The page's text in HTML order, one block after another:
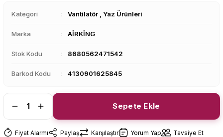
Kategori Vantilatör Yaz Ürünleri
Marka AİRKİNG
Stok Kodu 8680562471542
Barkod Kodu 4130901625845
Sepete Ekle
Fiyat Alarmı Paylaş Karşılaştır Yorum Yap Tavsiye Et